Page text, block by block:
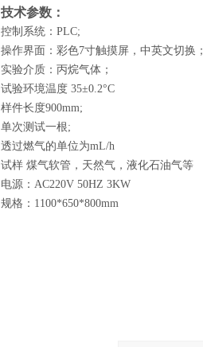
技术参数：
控制系统： PLC;
操作界面：彩色7寸触摸屏，中英文切换；
实验介质：丙烷气体；
试验环境温度 35±0.2°C
样件长度900mm;
单次测试一根;
透过燃气的单位为mL/h
试样 煤气软管，天然气，液化石油气等
电源： AC220V 50HZ 3KW
规格： 1100*650*800mm